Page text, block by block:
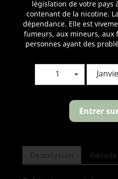
Quantité
 AJOUTER
Derniers articles en stock
législation de votre pays
contenant de la nicotine.
dépendance. Elle est
fumeurs, aux mineurs, aux
personnes ayant des
1
Entrer